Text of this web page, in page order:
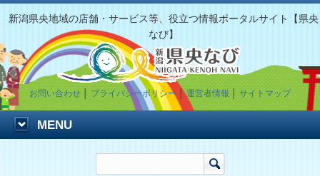
新潟県央地域の店舗・サービス等、役立つ情報ポータルサイト【県央
なび】
お問い合わせ プライバシーポリシー │運営者情報 サイトマップ
MENU